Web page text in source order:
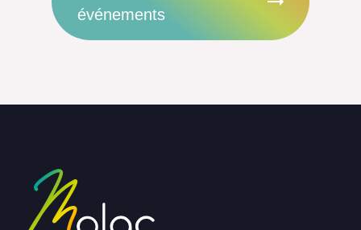
événements